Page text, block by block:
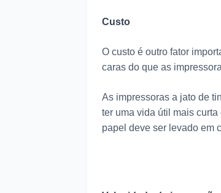
Custo
O custo é outro fator
caras do que as
As impressoras a jato de
ter uma vida útil mais
papel deve ser levado em